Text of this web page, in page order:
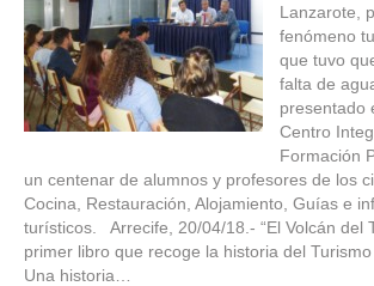
Lanzarote,
fenómeno
que tuvo
falta de
presentado
Centro
Formación
un centenar de alumnos y profesores de los
Cocina, Restauración, Alojamiento, Guías e
turísticos. Arrecife, 20/04/18.- “El Volcán del
primer libro que recoge la historia del Turismo
Una historia…